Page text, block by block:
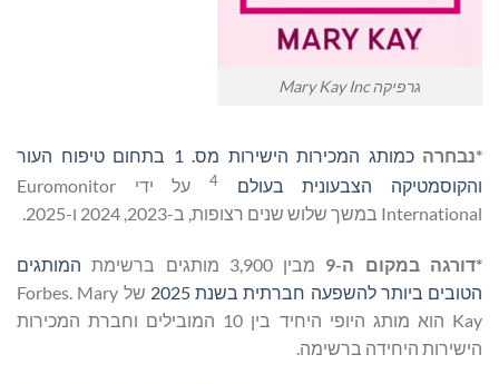
גרפיקה Mary Kay Inc
*נבחרה
כמותג המכירות הישירות מס. 1 בתחום טיפוח העור
והקוסמטיקה הצבעונית בעולם
4
על ידי Euromonitor
International במשך שלוש שנים רצופות, ב-2023, 2024 ו-2025.
*דורגה במקום ה-9 מבין 3,900 מותגים ברשימת
המותגים
הטובים ביותר להשפעה חברתית בשנת 2025
של Forbes. Mary
Kay הוא מותג היופי היחיד בין 10 המובילים וחברת המכירות
הישירות היחידה ברשימה.